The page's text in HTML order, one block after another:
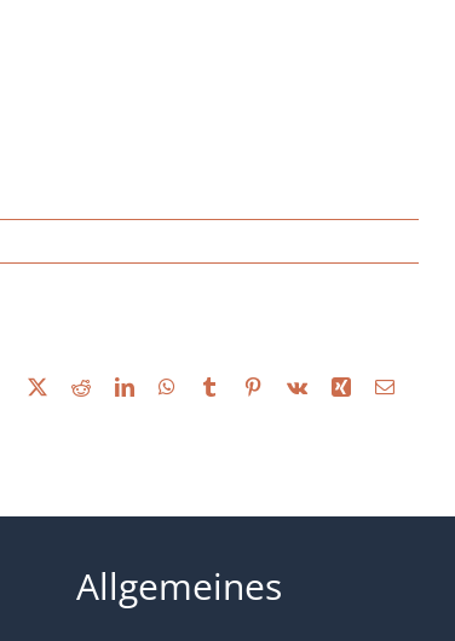
Facebook RedditLinkedInWhatsApp
Tumblr Pinterest
Vk Xing Email
Allgemeines